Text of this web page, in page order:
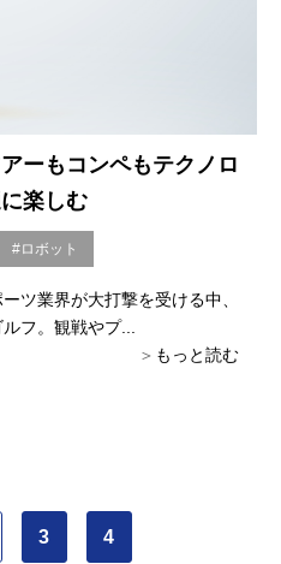
ーもコンペもテクノロ
楽しむ
#ロボット
ツ業界が大打撃を受ける中、
フ。観戦やプ...
もっと読む
3 4